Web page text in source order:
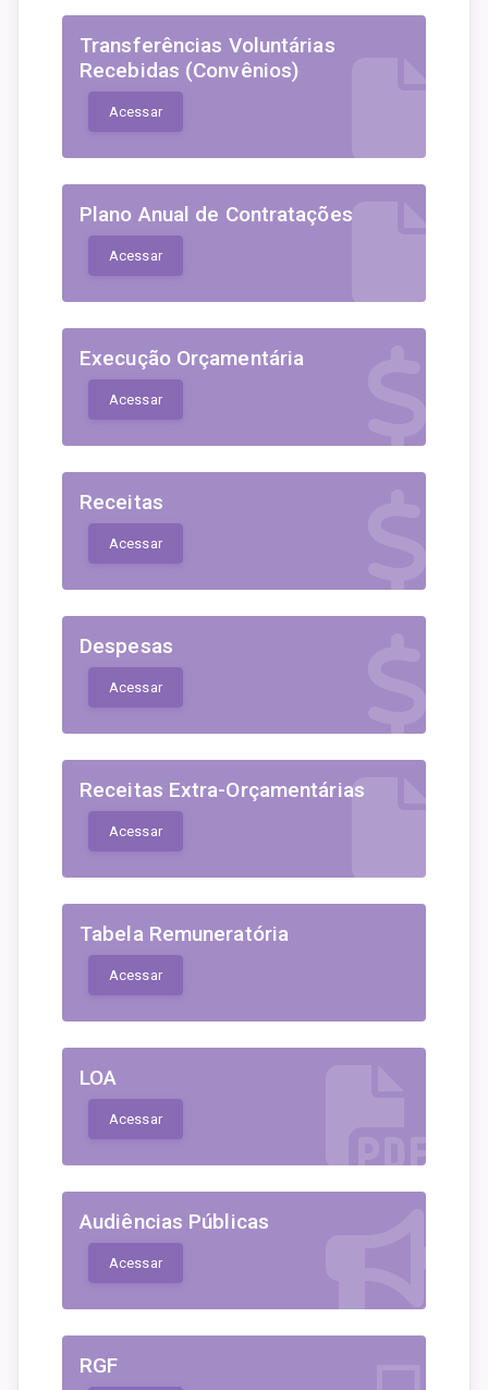
Transferências Voluntárias
Recebidas (Convênios)
Acessar
Plano Anual de Contratações
Acessar
Execução Orçamentária
Acessar
Receitas
Acessar
Despesas
Acessar
Receitas Extra-Orçamentárias
Acessar
Tabela Remuneratória
Acessar
LOA
Acessar
Audiências Públicas
Acessar
RGF